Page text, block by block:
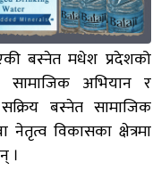
बस्नेत मधेश प्रदेशको
सामाजिक अभियान र
बस्नेत सामाजिक
विकासका क्षेत्रमा
।